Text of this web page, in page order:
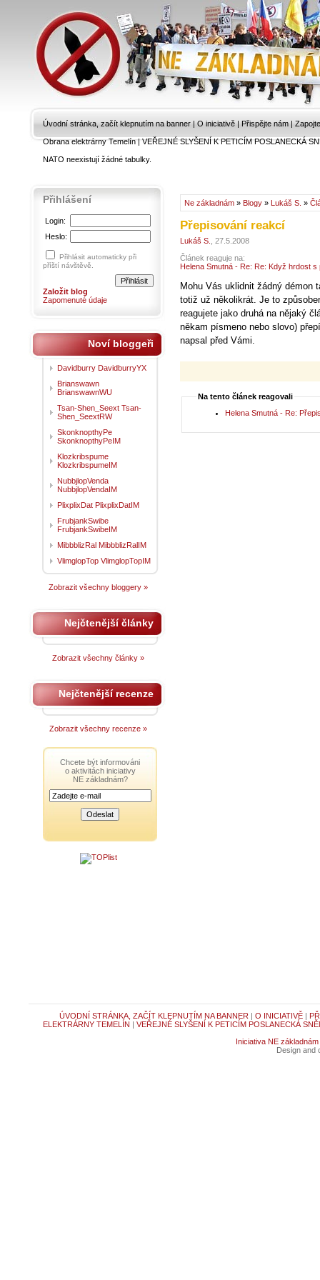
Úvodní stránka, začít klepnutím na banner | O iniciativě | Přispějte nám |
Obrana elektrárny Temelín|VEŘEJNÉ SLYŠENÍ K PETICÍM POSLANECKÁ
NATO neexistují žádné tabulky.
Ne základnám » Blogy » Lukáš S. »
Přepisování reakcí
Lukáš S.
, 27.5.2008
Článek reaguje na:
Helena Smutná - Re: Re: Když hrdost
Mohu Vás uklidnit žádný démon
totiž už několikrát. Je to
reagujete jako druhá na nějaký
někam písmeno nebo slovo)
napsal před Vámi.
Na tento článek reagovali
Helena Smutná - Re:
Přihlášení
Login:
Heslo:
Přihlásit automaticky při
příští návštěvě.
Založit blog
Zapomenuté údaje
Noví bloggeři
Davidburry DavidburryYX
Brianswawn
BrianswawnWU
Tsan-Shen_Seext Tsan-
Shen_SeextRW
SkonknopthyPe
SkonknopthyPeIM
Klozkribspume
KlozkribspumeIM
NubbjlopVenda
NubbjlopVendaIM
PlixplixDat PlixplixDatIM
FrubjankSwibe
FrubjankSwibeIM
MibbblizRal MibbblizRalIM
VlimglopTop VlimglopTopIM
Zobrazit všechny bloggery »
Nejčtenější články
Zobrazit všechny články »
Nejčtenější recenze
Zobrazit všechny recenze »
Chcete být informováni
o aktivitách iniciativy
NE základnám?
ÚVODNÍ STRÁNKA, ZAČÍT KLEPNUTÍM NA BANNER | O INICIATIVĚ|
ELEKTRÁRNY TEMELÍN | VEŘEJNÉ SLYŠENÍ K PETICÍM POSLANECKÁ
Iniciativa NE základnám
Design and